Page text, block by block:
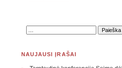
NAUJAUSI ĮRAŠAI